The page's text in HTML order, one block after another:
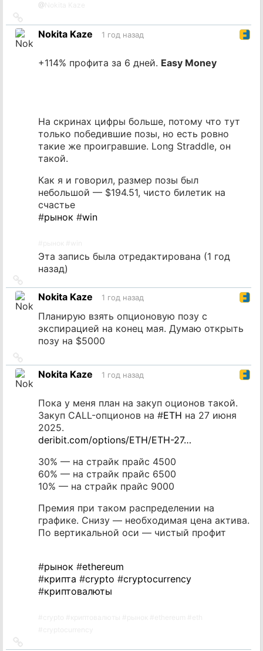
@
на
источник
Nokita Kaze 1 год назад
+114% профита за 6 дней. Easy Money
На скринах цифры больше, потому что тут
только победившие позы, но есть ровно
такие же проигравшие. Long Straddle, он
такой.
Как я и говорил, размер позы был
небольшой — $194.51, чисто билетик на
счастье
#рынок #win
Эта запись была отредактирована (1 год
назад)
на
источник
Nokita Kaze 1 год назад
Планирую взять опционовую позу с
экспирацией на конец мая. Думаю открыть
позу на $5000
на
источник
Nokita Kaze 1 год назад
Пока у меня план на закуп оционов такой.
Закуп CALL-опционов на #ETH на 27 июня
2025.
deribit.com/options/ETH/ETH-27…
30% — на страйк прайс 4500
60% — на страйк прайс 6500
10% — на страйк прайс 9000
Премия при таком распределении на
графике. Снизу — необходимая цена актива.
По вертикальной оси — чистый профит
#рынок #ethereum
#крипта #crypto #cryptocurrency
#криптовалюты